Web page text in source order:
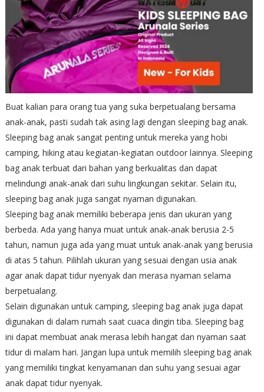
Buat kalian para orang tua yang suka berpetualang bersama
anak-anak, pasti sudah tak asing lagi dengan sleeping bag anak.
Sleeping bag anak sangat penting untuk mereka yang hobi
camping, hiking atau kegiatan-kegiatan outdoor lainnya. Sleeping
bag anak terbuat dari bahan yang berkualitas dan dapat
melindungi anak-anak dari suhu lingkungan sekitar. Selain itu,
sleeping bag anak juga sangat nyaman digunakan.
Sleeping bag anak memiliki beberapa jenis dan ukuran yang
berbeda. Ada yang hanya muat untuk anak-anak berusia 2-5
tahun, namun juga ada yang muat untuk anak-anak yang berusia
di atas 5 tahun. Pilihlah ukuran yang sesuai dengan usia anak
agar anak dapat tidur nyenyak dan merasa nyaman selama
berpetualang.
Selain digunakan untuk camping, sleeping bag anak juga dapat
digunakan di dalam rumah saat cuaca dingin tiba. Sleeping bag
ini dapat membuat anak merasa lebih hangat dan nyaman saat
tidur di malam hari. Jangan lupa untuk memilih sleeping bag anak
yang memiliki tingkat kenyamanan dan suhu yang sesuai agar
anak dapat tidur nyenyak.